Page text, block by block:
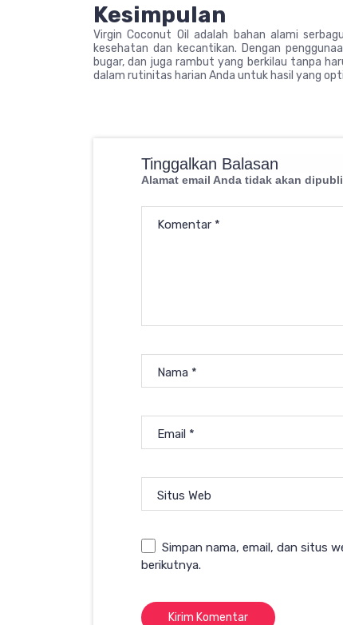
Kesimpulan
Virgin Coconut Oil adalah bahan alami
kesehatan dan kecantikan. Dengan
bugar, dan juga rambut yang berkilau tanpa
dalam rutinitas harian Anda untuk hasil yang
Tinggalkan Balasan
Alamat email Anda tidak akan
Komentar *
Nama *
Email *
Situs Web
Simpan nama, email, dan situs
berikutnya.